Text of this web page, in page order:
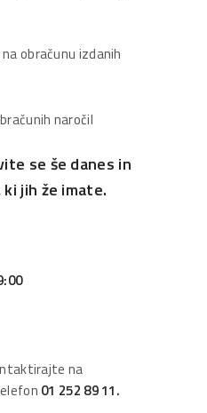
obračunu izdanih
naročil
se še danes in
jih že imate.
na
01 252 89 11.